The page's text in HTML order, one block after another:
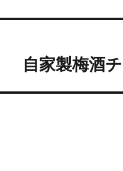
自家製梅酒